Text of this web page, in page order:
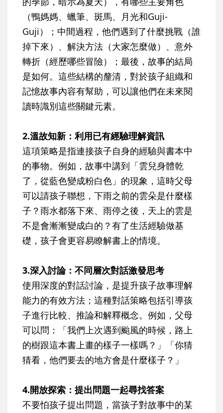
（鴨媽媽、蠟筆、斑馬、月光和Guji-
Guji）；中間過程，他們遇到了什麼挑戰（誰
掉下來）、解決方法（大家怎麼做）、意外
轉折（經歷哪些冒險）；最後，故事的結局
是如何。這些結構的釐清，對於孩子組織和
記憶故事內容有幫助，可以讓他們在未來閱
讀時識別這些關鍵元素。
2.溫故知新：利用已有經驗理解資訊
這項策略是指連接孩子自身的經驗與書本中
的事物。例如，故事中講到「雲兒身體乾
了，從藍色變成粉白色」的現象，這時父母
可以請孩子聯想，下雨之前的雲朵是什麼樣
子？雨水都落下來、雨停之後，天上的雲是
不是會漸漸變成白的？有了生活經驗做基
礎，孩子會更容易瞭解書上的情境。
3.深入討論：不同層次對話激發思考
使用深度的對話討論，是提升孩子故事理解
能力的有效方法；這種對話策略包括引導孩
子進行比較、推論和解釋概念。例如，父母
可以問：「我們上次遇到颱風的時候，路上
的樹跟這本書上畫的樣子一樣嗎？」「你猜
猜看，他們要去的地方會是什麼樣子？」
4.開放探索：提出問題一起尋找答案
不要怕孩子提出問題，當孩子對故事中的某